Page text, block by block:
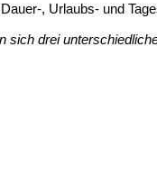
, Urlaubs- und
sich drei